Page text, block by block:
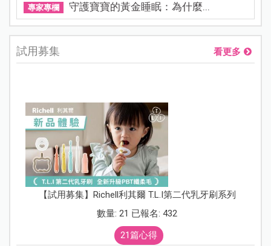
專家專欄 守護寶寶的黃金睡眠：為什麼...
試用募集 看更多
【試用募集】Richell利其爾 T.L.I第二代乳牙刷系列
數量: 21 已報名: 432
21篇心得